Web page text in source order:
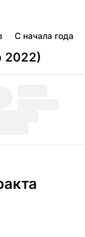
С начала года
2022)